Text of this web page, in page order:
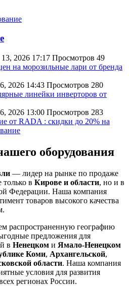
2026 17:17 Просмотров 49
на морозильные лари от бренда
2026 14:43 Просмотров 280
линейки инверторов от
2026 13:00 Просмотров 283
от RADA : скидки до 20% на
оборудования
— лидер на рынке по продаже
только в Кирове и области, но и в
Федерации. Наша компания
товаров высокого качества
распространенную географию
предложения для
в Ненецком и Ямало-Ненецком
Коми, Архангельской,
области. Наша компания
условия для развития
регионах России.